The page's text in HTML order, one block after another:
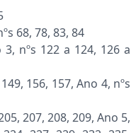
68, 78, 83, 84
nºs 122 a 124, 126 a
156, 157, Ano 4, nºs
207, 208, 209, Ano 5,